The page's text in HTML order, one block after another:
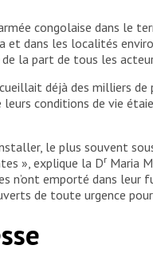
congolaise dans le
et dans les localités
la part de tous les
déjà des milliers
conditions de vie
le plus souvent
», explique la Dr Maria
n’ont emporté dans
de toute urgence